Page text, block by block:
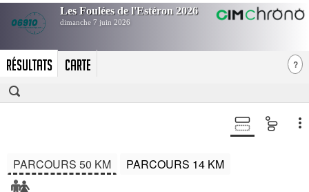
RÉSULTATS CARTE ?
PARCOURS 50 KM PARCOURS 14 KM